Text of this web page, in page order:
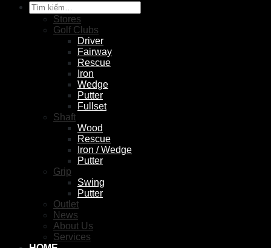
Tìm
kiếm: Stores
Golf Clubs
Driver
Fairway
Rescue
Iron
Wedge
Putter
Fullset
Shaft
Wood
Rescue
Iron / Wedge
Putter
Grip
Swing
Putter
Outlet
News
About Us
Services